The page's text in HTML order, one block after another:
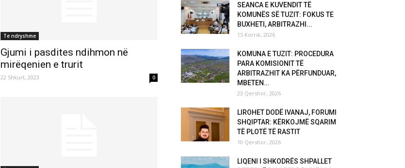
Te ndryshme
Gjumi i pasdites ndihmon në
mirëqenien e trurit
22 Shkurt, 2023 0
SEANCA E KUVENDIT TË
KOMUNËS SË TUZIT: FOKUS TE
BUXHETI, ARBITRAZHI...
15 Korrik, 2026
KOMUNA E TUZIT: PROCEDURA
PARA KOMISIONIT TË
ARBITRAZHIT KA PËRFUNDUAR,
MBETEN...
23 Qershor, 2026
LIROHET DODË IVANAJ, FORUMI
SHQIPTAR: KËRKOJMË SQARIM
TË PLOTË TË RASTIT
10 Qershor, 2026
LIQENI I SHKODRËS SHPALLET